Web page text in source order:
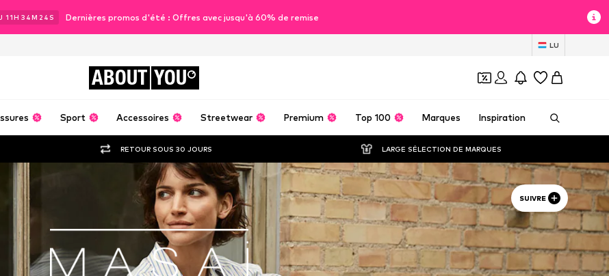
11H 34M 23 S Dernières promos d'été : Offres avec jusqu'à 60% de remise
LU
ABOUT YOU
Sport Accessoires Streetwear Premium Top 100 Marques Inspiration
RETOUR SOUS 30 JOURS LARGE SÉLECTION DE MARQUES
SUIVRE